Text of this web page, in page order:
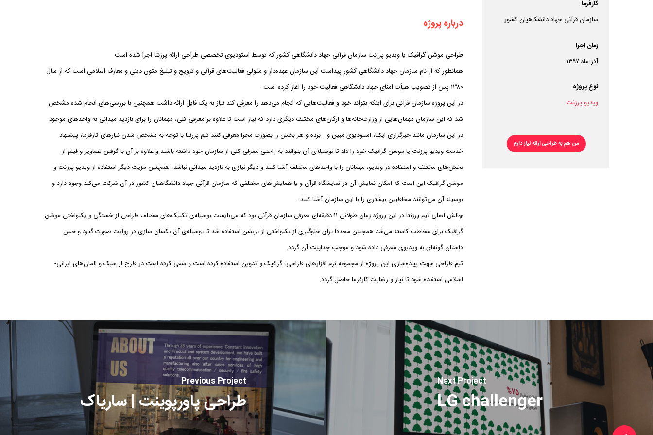
درباره پروژه
طراحی موشن گرافیک یا ویدیو پرزنت سازمان قرآنی جهاد دانشگاهی کشور که توسط استودیوی تخصصی طراحی ارائه پرزنتا اجرا شده است.
همانطور که از نام سازمان جهاد دانشگاهی کشور پیداست این سازمان عهده‌دار و متولی فعالیت‌های قرآنی و ترویج و تبلیغ متون دینی و معارف اسلامی است که از سال
۱۳۸۰ پس از تصویب هیأت امنای جهاد دانشگاهی فعالیت خود را آغاز کرده است.
در این پروژه سازمان قرآنی برای اینکه بتواند خود و فعالیت‌هایی که انجام می‌دهد را معرفی کند نیاز به یک فایل ارائه داشت همچنین با بررسی‌های انجام شده مشخص
شد که این سازمان مهمان‌هایی از وزارت‌خانه‌ها و ارگان‌های مختلف دیگری دارد که نیاز است تا علاوه بر معرفی کلی، مهمانان را برای بازدید میدانی به واحدهای موجود
در این سازمان مانند خبرگزاری ایکنا، استودیوی مبین و… برده و هر بخش را بصورت مجزا معرفی کنند تیم پرزنتا با توجه به مشخص شدن نیازهای کارفرما، پیشنهاد
خدمت ویدیو پرزنت یا موشن گرافیک خود را داد تا بوسیله‌ی آن بتوانند به راحتی معرفی کلی از سازمان خود داشته باشند و علاوه بر آن با گرفتن تصاویر و فیلم‌ از
بخش‌های مختلف و استفاده در ویدیو، مهمانان را با واحدهای مختلف آشنا کنند و دیگر نیازی به بازدید میدانی نباشد. همچنین مزیت دیگر استفاده از ویدیو پرزنت و
موشن گرافیک این است که امکان نمایش آن در نمایشگاه قرآن و یا همایش‌های مختلفی که سازمان قرآنی جهاد دانشگاهیان کشور در آن شرکت می‌کند وجود دارد و
بوسیله آن می‌توانند مخاطبین بیشتری را با این سازمان آشنا کنند.
چالش اصلی تیم پرزنتا در این پروژه زمان طولانی ۱۱ دقیقه‌ای معرفی سازمان قرآنی بود که می‌بایست بوسیله‌ی تکنیک‌های مختلف طراحی از خستگی و یکنواختی موشن
گرافیک برای مخاطب کاسته می‌شد همچنین مجددا برای جلوگیری از یکنواختی از نریشن استفاده شد تا بوسیله‌ی آن یکسان سازی در روایت صورت گیرد و حس
داستان گونه‌ای به ویدیوی معرفی داده شود و موجب جذابیت آن گردد.
تیم طراحی جهت پیاده‌سازی این پروژه از مجموعه‌ نرم افزارهای طراحی، گرافیک و تدوین استفاده کرده است و سعی کرده است در طرح از سبک و المان‌های ایرانی-
اسلامی استفاده شود تا نیاز و رضایت کارفرما حاصل گردد.
کارفرما
سازمان قرآنی جهاد دانشگاهیان کشور
زمان اجرا
آذر ماه ۱۳۹۷
نوع پروژه
ویدیو پرزنت
من هم به طراحی ارائه نیاز دارم
Previous Project
طراحی پاورپوینت | ساریاک
Next Project
LG challenger